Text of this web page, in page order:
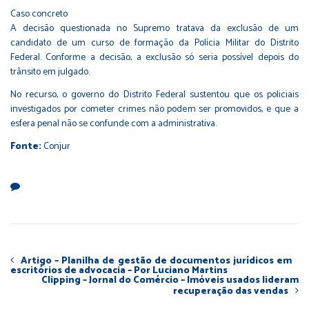
Caso concreto
A decisão questionada no Supremo tratava da exclusão de um
candidato de um curso de formação da Polícia Militar do Distrito
Federal. Conforme a decisão, a exclusão só seria possível depois do
trânsito em julgado.
No recurso, o governo do Distrito Federal sustentou que os policiais
investigados por cometer crimes não podem ser promovidos, e que a
esfera penal não se confunde com a administrativa.
Fonte:Conjur
Artigo – Planilha de gestão de documentos jurídicos em
escritórios de advocacia – Por Luciano Martins
Clipping – Jornal do Comércio – Imóveis usados lideram
recuperação das vendas